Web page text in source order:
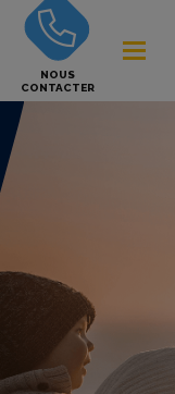
NOUS
CONTACTER